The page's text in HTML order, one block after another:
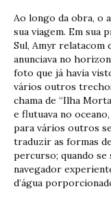
Ao longo da obra, o
sua viagem. Em sua
Sul, Amyr relatacom
anunciava no
foto que já havia
vários outros
chama de “Ilha
e flutuava no
para vários outros
traduzir as formas
percurso; quando se
navegador
d’água